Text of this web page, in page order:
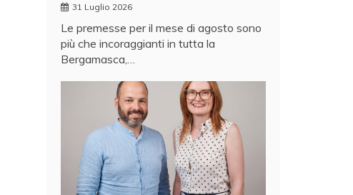
31 Luglio 2026
Le premesse per il mese di agosto sono
più che incoraggianti in tutta la
Bergamasca,…